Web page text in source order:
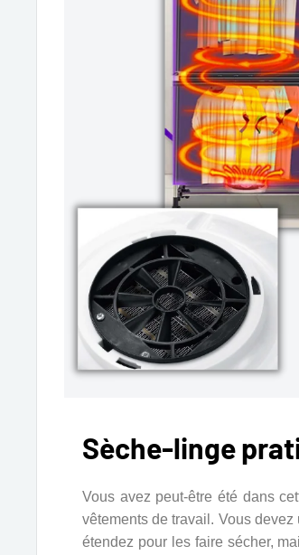
Sèche-linge
Vous avez peut-être été dans
vêtements de travail. Vous
étendez pour les faire sécher,